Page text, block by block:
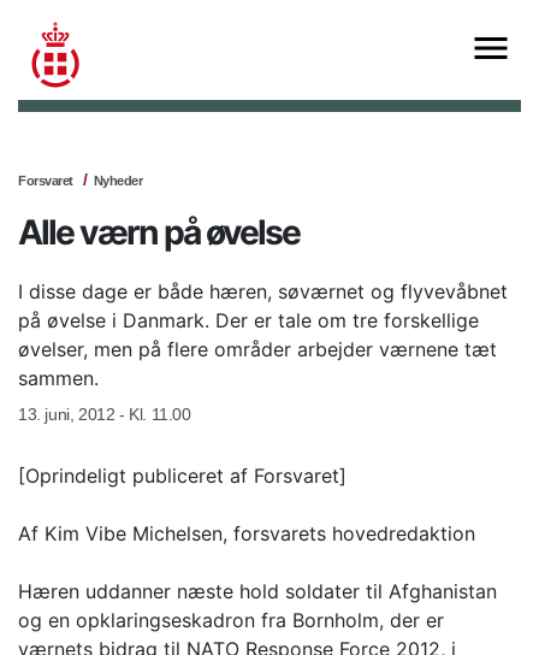
Forsvaret Nyheder
Alle værn på øvelse
I disse dage er både hæren, søværnet og flyvevåbnet
på øvelse i Danmark. Der er tale om tre forskellige
øvelser, men på flere områder arbejder værnene tæt
sammen.
13. juni, 2012 - Kl. 11.00
[Oprindeligt publiceret af Forsvaret]
Af Kim Vibe Michelsen, forsvarets hovedredaktion
Hæren uddanner næste hold soldater til Afghanistan
og en opklaringseskadron fra Bornholm, der er
værnets bidrag til NATO Response Force 2012, i